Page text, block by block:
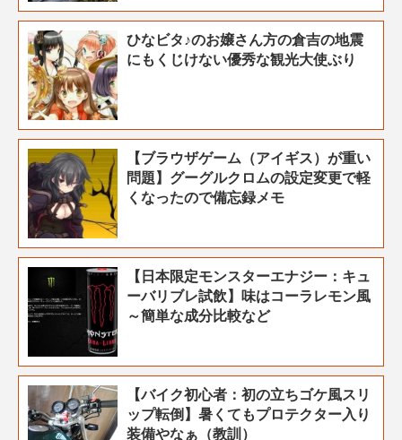
ひなビタ♪のお嬢さん方の倉吉の地震
にもくじけない優秀な観光大使ぶり
【ブラウザゲーム（アイギス）が重い
問題】グーグルクロムの設定変更で軽
くなったので備忘録メモ
【日本限定モンスターエナジー：キュ
ーバリブレ試飲】味はコーラレモン風
～簡単な成分比較など
【バイク初心者：初の立ちゴケ風スリ
ップ転倒】暑くてもプロテクター入り
装備やなぁ（教訓）